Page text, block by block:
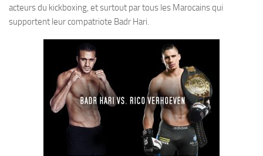
acteurs du kickboxing, et surtout par tous les Marocains qui
supportent leur compatriote Badr Hari.